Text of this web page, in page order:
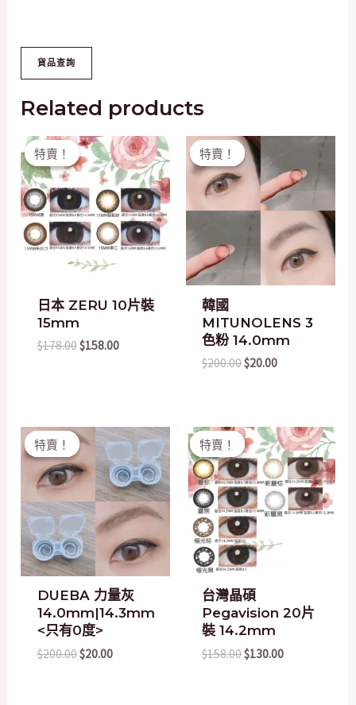
Related products
特賣！
特賣！
日本 ZERU 10片裝
15mm
$178.00
Original
price
was:
$178.00.
$158.00
Current
price
is:
$158.00.
特賣！
特賣！
韓國
MITUNOLENS 3
色粉 14.0mm
$200.00
Original
price
was:
$200.00.
$20.00
Current
is:
$20.00.
特賣！
特賣！
DUEBA 力量灰
14.0mm|14.3mm
<只有0度>
$200.00
Original
price
was:
$200.00.
$20.00
Current
price
is:
$20.00.
特賣！
特賣！
台灣晶碩
Pegavision 20片
裝 14.2mm
$158.00
Original
price
was:
$158.00.
$130.00
Current
price
is:
$130.00.